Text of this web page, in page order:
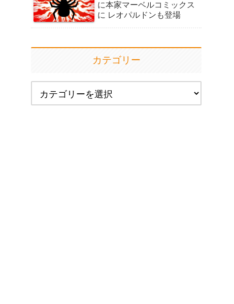
に本家マーベルコミックス
に レオパルドンも登場
カテゴリー